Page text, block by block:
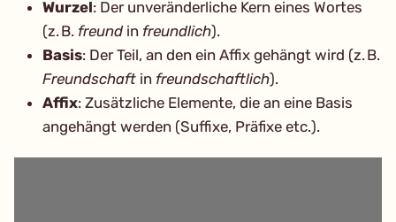
Wurzel: Der unveränderliche Kern eines Wortes
(z. B. freund in freundlich).
Basis: Der Teil, an den ein Affix gehängt wird (z. B.
Freundschaft in freundschaftlich).
Affix: Zusätzliche Elemente, die an eine Basis
angehängt werden (Suffixe, Präfixe etc.).